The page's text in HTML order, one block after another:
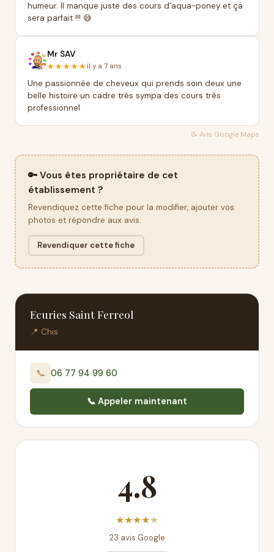
humeur. Il manque juste des cours d'aqua-poney et ça
sera parfait !!! 😅
Mr SAV
★★★★★ il y a 7 ans
Une passionnée de cheveux qui prends soin deux une
belle histoire un cadre très sympa des cours très
professionnel
📝 Avis Google Maps
🔑 Vous êtes propriétaire de cet
établissement ?
Revendiquez cette fiche pour la modifier, ajouter vos
photos et répondre aux avis.
Revendiquer cette fiche
Ecuries Saint Ferreol
📍 Chis
📞 06 77 94 99 60
📞 Appeler maintenant
4.8
★★★★★
23 avis Google